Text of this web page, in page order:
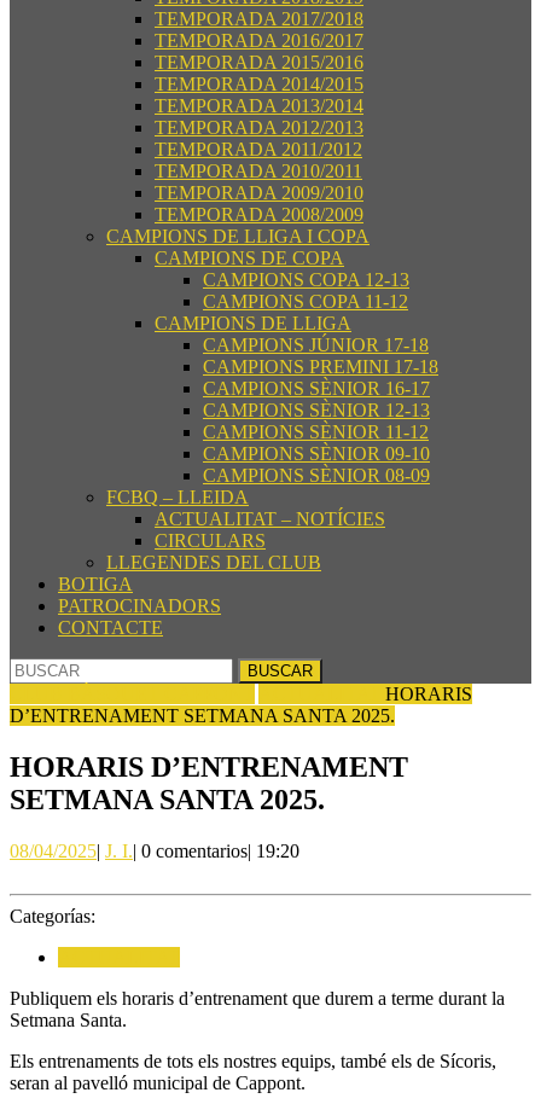
TEMPORADA 2017/2018
TEMPORADA 2016/2017
TEMPORADA 2015/2016
TEMPORADA 2014/2015
TEMPORADA 2013/2014
TEMPORADA 2012/2013
TEMPORADA 2011/2012
TEMPORADA 2010/2011
TEMPORADA 2009/2010
TEMPORADA 2008/2009
CAMPIONS DE LLIGA I COPA
CAMPIONS DE COPA
CAMPIONS COPA 12-13
CAMPIONS COPA 11-12
CAMPIONS DE LLIGA
CAMPIONS JÚNIOR 17-18
CAMPIONS PREMINI 17-18
CAMPIONS SÈNIOR 16-17
CAMPIONS SÈNIOR 12-13
CAMPIONS SÈNIOR 11-12
CAMPIONS SÈNIOR 09-10
CAMPIONS SÈNIOR 08-09
FCBQ – LLEIDA
ACTUALITAT – NOTÍCIES
CIRCULARS
LLEGENDES DEL CLUB
BOTIGA
PATROCINADORS
CONTACTE
BOTÓN
DE
CIERRE
Buscar:
HORARIS
D’ENTRENAMENT SETMANA SANTA 2025.
HORARIS D’ENTRENAMENT
SETMANA SANTA 2025.
08/04/202508/04/2025
| J. I.J.
| 0 comentarios| 19:20
Categorías:
Publiquem els horaris d’entrenament que durem a terme durant la
Setmana Santa.
Els entrenaments de tots els nostres equips, també els de Sícoris,
seran al pavelló municipal de Cappont.